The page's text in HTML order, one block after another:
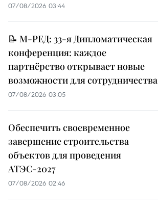
07/08/2026 03:44
📝 М-РЕД: 33-я Дипломатическая
конференция: каждое
партнёрство открывает новые
возможности для сотрудничества
07/08/2026 03:05
Обеспечить своевременное
завершение строительства
объектов для проведения
АТЭС-2027
07/08/2026 02:46